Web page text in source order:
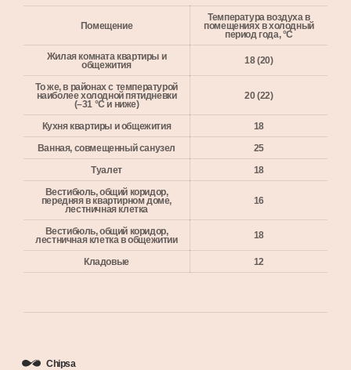
Помещение
Температура воздуха в
помещениях в холодный
период года, °С
Жилая комната квартиры и
общежития
18 (20)
То же, в районах с температурой
наиболее холодной пятидневки
(–31 °С и ниже)
20 (22)
Кухня квартиры и общежития 18
Ванная, совмещенный санузел 25
Туалет 18
Вестибюль, общий коридор,
передняя в квартирном доме,
лестничная клетка
16
Вестибюль, общий коридор,
лестничная клетка в общежитии
18
Кладовые 12
Разработка сайта
Chipsa